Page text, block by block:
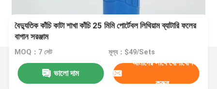
বৈদ্যুতিক কাঁচি কাটা শাখা কাঁচি 25 মিমি পোর্টেবল লিথিয়াম ব্যাটারি ফলের
বাগান সরঞ্জাম
MOQ：7 সেট মূল্য：$49/Sets
ভালো দাম
আমাদের সাথে যোগাযোগ
করুন